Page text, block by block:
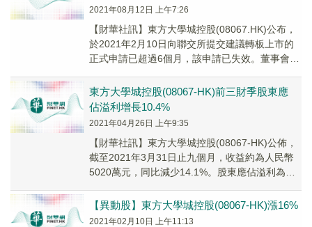
2021年08月12日 上午7:26
【財華社訊】東方大學城控股(08067.HK)公布，
於2021年2月10日向聯交所提交建議轉板上市的
正式申請已超過6個月，該申請已失效。董事會相
東方大學城控股(08067-HK)前三財季股東應
佔溢利增長10.4%
2021年04月26日 上午9:35
【財華社訊】東方大學城控股(08067-HK)公佈，
截至2021年3月31日止九個月，收益約為人民幣
5020萬元，同比減少14.1%。股東應佔溢利為人
【異動股】東方大學城控股(08067-HK)漲16%
2021年02月10日 上午11:13